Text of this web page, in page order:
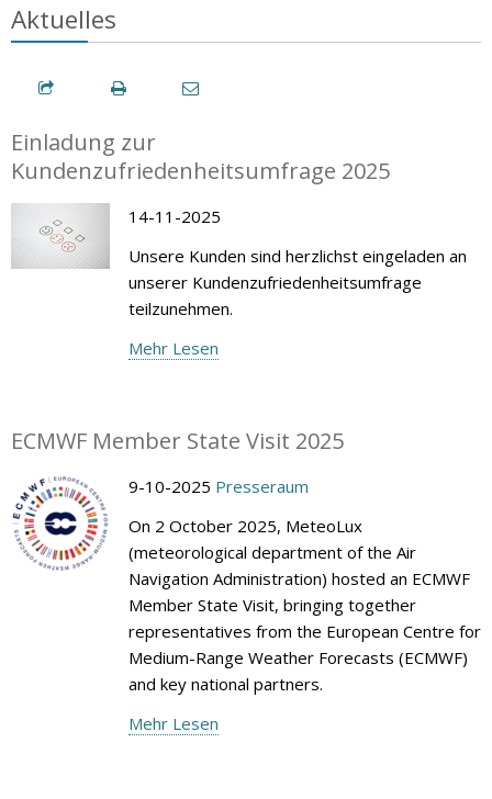
Aktuelles
Einladung zur
Kundenzufriedenheitsumfrage 2025
14-11-2025
Unsere Kunden sind herzlichst eingeladen an
unserer Kundenzufriedenheitsumfrage
teilzunehmen.
Mehr Lesen
ECMWF Member State Visit 2025
9-10-2025 Presseraum
On 2 October 2025, MeteoLux
(meteorological department of the Air
Navigation Administration) hosted an ECMWF
Member State Visit, bringing together
representatives from the European Centre for
Medium-Range Weather Forecasts (ECMWF)
and key national partners.
Mehr Lesen